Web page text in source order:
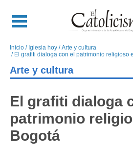
contenido
Sobrescribir
de
a
la
navegación
Inicio Iglesia hoy
Arte y cultura
El grafiti dialoga con el patrimonio religioso
Arte y cultura
El grafiti dialoga
patrimonio
Bogotá